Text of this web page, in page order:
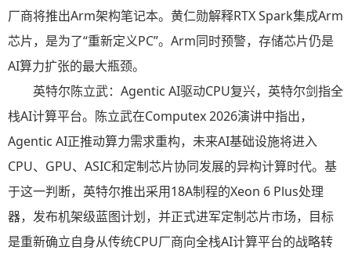
厂商将推出Arm架构笔记本。黄仁勋解释RTX Spark集成Arm
芯片，是为了“重新定义PC”。Arm同时预警，存储芯片仍是
AI算力扩张的最大瓶颈。
英特尔陈立武：Agentic AI驱动CPU复兴，英特尔剑指全
栈AI计算平台。陈立武在Computex 2026演讲中指出，
Agentic AI正推动算力需求重构，未来AI基础设施将进入
CPU、GPU、ASIC和定制芯片协同发展的异构计算时代。基
于这一判断，英特尔推出采用18A制程的Xeon 6 Plus处理
器，发布机架级蓝图计划，并正式进军定制芯片市场，目标
是重新确立自身从传统CPU厂商向全栈AI计算平台的战略转